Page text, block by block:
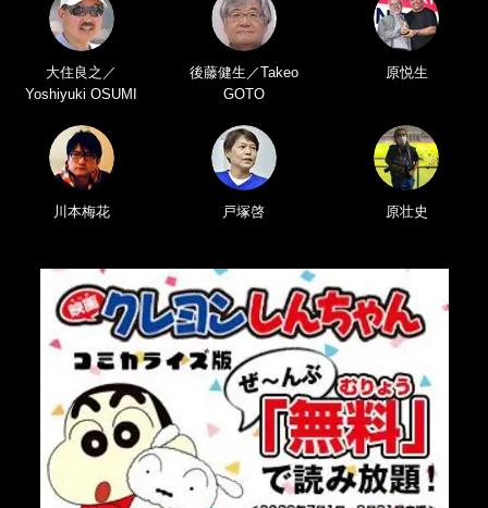
大住良之／
Yoshiyuki OSUMI
後藤健生／Takeo
GOTO
原悦生
川本梅花 戸塚啓 原壮史